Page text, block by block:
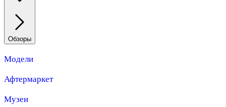
Обзоры
Модели
Афтермаркет
Музеи